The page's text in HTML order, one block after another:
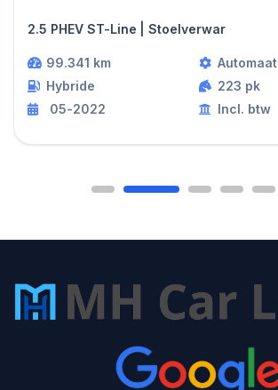
2.5 PHEV ST-Line | Stoelverwar
99.341 km
Hybride
05-2022
Automaat
223 pk
Incl. btw